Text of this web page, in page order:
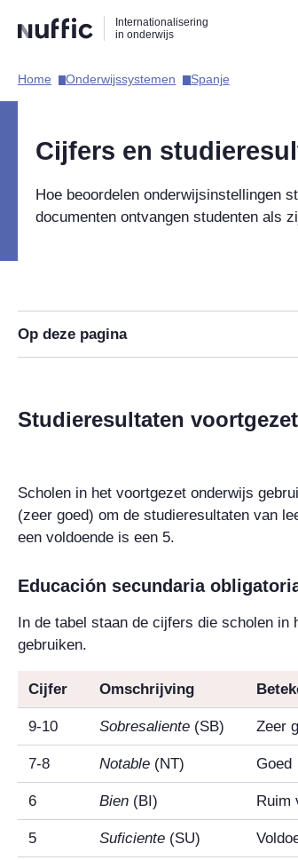
naar
zoekfunctie
naar
hoofdnavigatie
naar
inhoud
Internationalisering
in onderwijs
Hoofdnavigatie
Home​ Onderwijssystemen​ Spanje​
Cijfers en
Hoe beoordelen onderwijsinstellingen
documenten ontvangen studenten als
Op deze pagina
Studieresultaten
Scholen in het voortgezet onderwijs
(zeer goed) om de studieresultaten van
een voldoende is een 5.
Educación secundaria
In de tabel staan de cijfers die scholen in
gebruiken.
Cijfer Omschrijving
9-10 Sobresaliente (SB) Zeer
7-8 Notable (NT) Goed
6 Bien (BI) Ruim
5 Suficiente (SU)